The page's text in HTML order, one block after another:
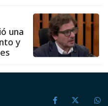
una
y